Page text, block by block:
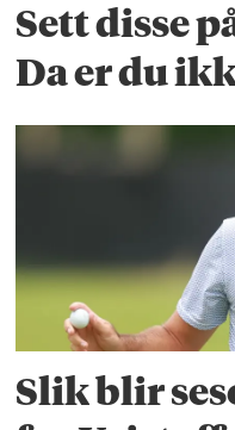
Sett disse
Da er du
Slik blir